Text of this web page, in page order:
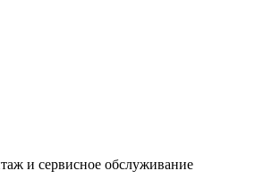
и сервисное обслуживание